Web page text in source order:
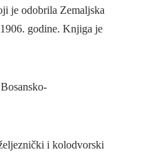
je odobrila Zemaljska
godine. Knjiga je
i kolodvorski